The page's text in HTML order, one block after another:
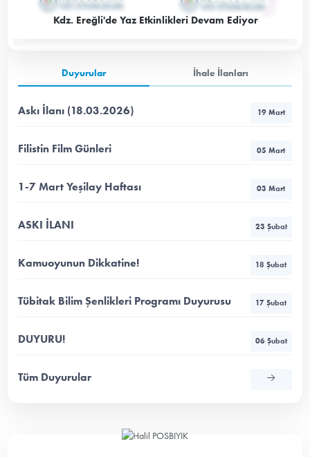
Kdz. Ereğli'de Yaz Etkinlikleri Devam Ediyor
Duyurular İhale İlanları
Askı İlanı (18.03.2026) 19 Mart
Filistin Film Günleri 05 Mart
1-7 Mart Yeşilay Haftası 03 Mart
ASKI İLANI 23 Şubat
Kamuoyunun Dikkatine! 18 Şubat
Tübitak Bilim Şenlikleri Programı Duyurusu 17 Şubat
DUYURU! 06 Şubat
Tüm Duyurular